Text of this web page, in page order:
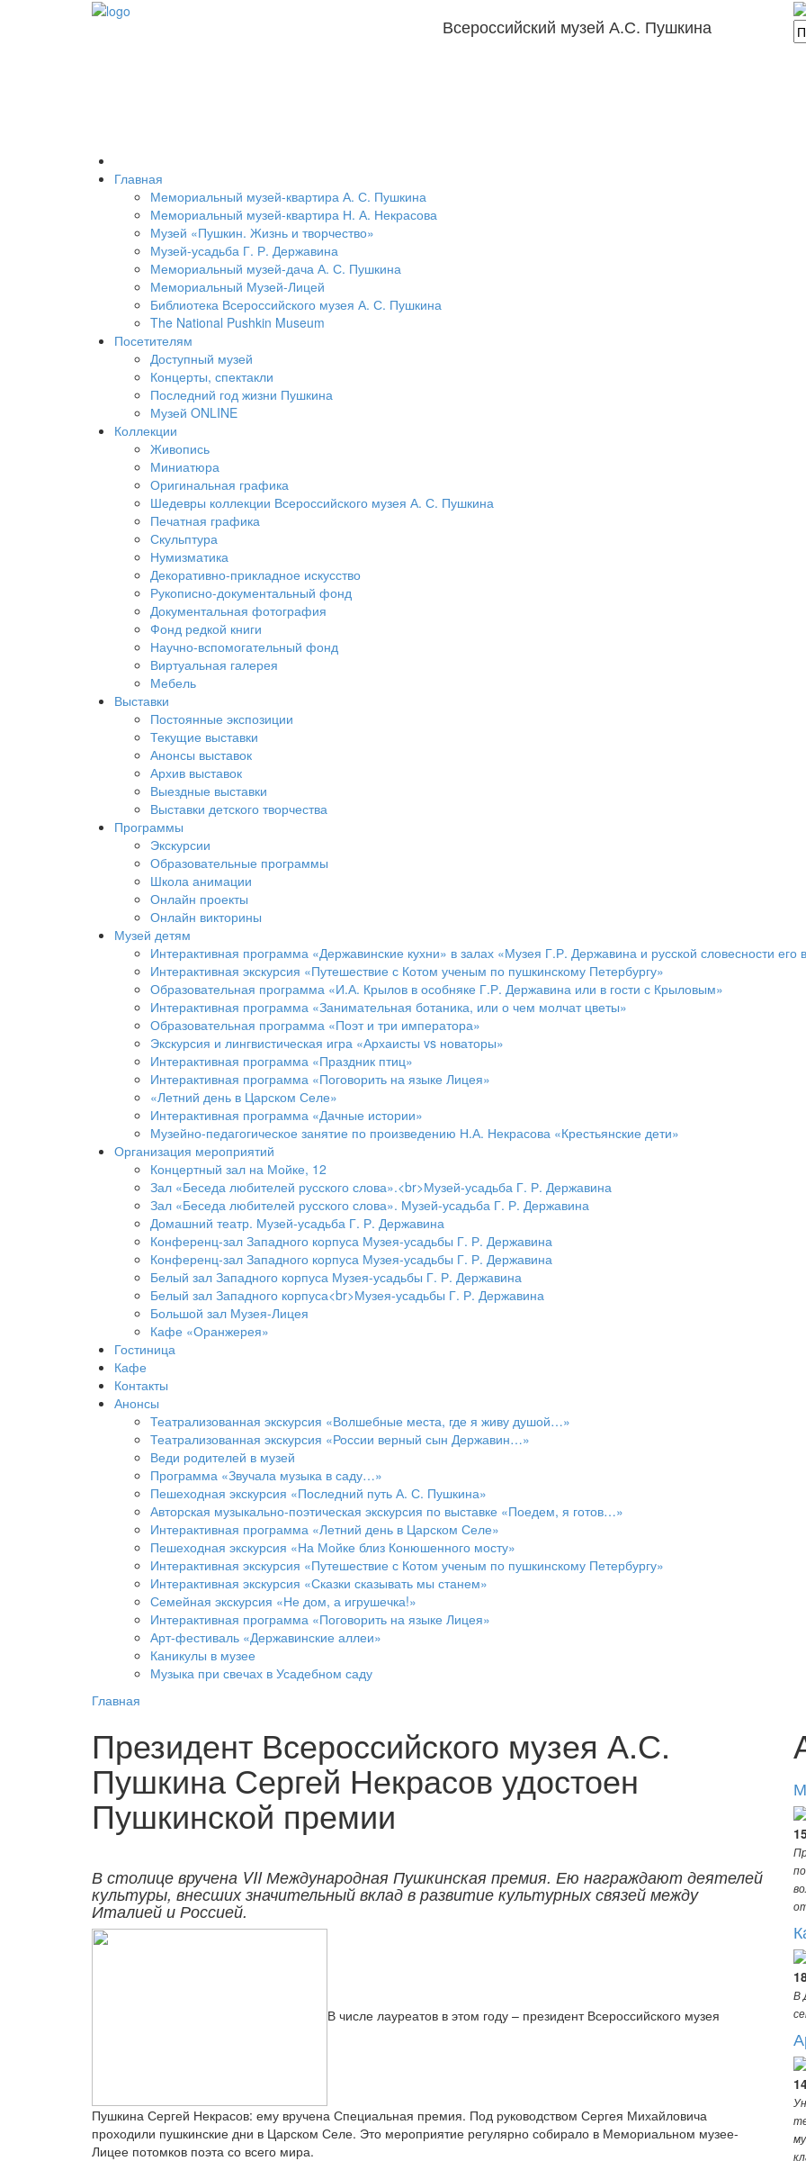
Всероссийский музей А.С. Пушкина
Главная
Мемориальный музей-квартира А. С. Пушкина
Мемориальный музей-квартира Н. А. Некрасова
Музей «Пушкин. Жизнь и творчество»
Музей-усадьба Г. Р. Державина
Мемориальный музей-дача А. С. Пушкина
Мемориальный Музей-Лицей
Библиотека Всероссийского музея А. С. Пушкина
The National Pushkin Museum
Посетителям
Доступный музей
Концерты, спектакли
Последний год жизни Пушкина
Музей ONLINE
Коллекции
Живопись
Миниатюра
Оригинальная графика
Шедевры коллекции Всероссийского музея А. С. Пушкина
Печатная графика
Скульптура
Нумизматика
Декоративно-прикладное искусство
Рукописно-документальный фонд
Документальная фотография
Фонд редкой книги
Научно-вспомогательный фонд
Виртуальная галерея
Мебель
Выставки
Постоянные экспозиции
Текущие выставки
Анонсы выставок
Архив выставок
Выездные выставки
Выставки детского творчества
Программы
Экскурсии
Образовательные программы
Школа анимации
Онлайн проекты
Онлайн викторины
Музей детям
Интерактивная программа «Державинские кухни» в залах «Музея Г.Р. Державина и русской словесности его
Интерактивная экскурсия «Путешествие с Котом ученым по пушкинскому Петербургу»
Образовательная программа «И.А. Крылов в особняке Г.Р. Державина или в гости с Крыловым»
Интерактивная программа «Занимательная ботаника, или о чем молчат цветы»
Образовательная программа «Поэт и три императора»
Экскурсия и лингвистическая игра «Архаисты vs новаторы»
Интерактивная программа «Праздник птиц»
Интерактивная программа «Поговорить на языке Лицея»
«Летний день в Царском Селе»
Интерактивная программа «Дачные истории»
Музейно-педагогическое занятие по произведению Н.А. Некрасова «Крестьянские дети»
Организация мероприятий
Концертный зал на Мойке, 12
Зал «Беседа любителей русского слова».<br>Музей-усадьба Г. Р. Державина
Зал «Беседа любителей русского слова». Музей-усадьба Г. Р. Державина
Домашний театр. Музей-усадьба Г. Р. Державина
Конференц-зал Западного корпуса Музея-усадьбы Г. Р. Державина
Конференц-зал Западного корпуса Музея-усадьбы Г. Р. Державина
Белый зал Западного корпуса Музея-усадьбы Г. Р. Державина
Белый зал Западного корпуса<br>Музея-усадьбы Г. Р. Державина
Большой зал Музея-Лицея
Кафе «Оранжерея»
Гостиница
Кафе
Контакты
Анонсы
Театрализованная экскурсия «Волшебные места, где я живу душой…»
Театрализованная экскурсия «России верный сын Державин…»
Веди родителей в музей
Программа «Звучала музыка в саду…»
Пешеходная экскурсия «Последний путь А. С. Пушкина»
Авторская музыкально-поэтическая экскурсия по выставке «Поедем, я готов…»
Интерактивная программа «Летний день в Царском Селе»
Пешеходная экскурсия «На Мойке близ Конюшенного мосту»
Интерактивная экскурсия «Путешествие с Котом ученым по пушкинскому Петербургу»
Интерактивная экскурсия «Сказки сказывать мы станем»
Семейная экскурсия «Не дом, а игрушечка!»
Интерактивная программа «Поговорить на языке Лицея»
Арт-фестиваль «Державинские аллеи»
Каникулы в музее
Музыка при свечах в Усадебном саду
Главная
Президент Всероссийского музея А.С.
Пушкина Сергей Некрасов удостоен
Пушкинской премии
В столице вручена VII Международная Пушкинская премия. Ею награждают деятелей
культуры, внесших значительный вклад в развитие культурных связей между
Италией и Россией.
В числе лауреатов в этом году – президент Всероссийского музея
Пушкина Сергей Некрасов: ему вручена Специальная премия. Под руководством Сергея Михайловича
проходили пушкинские дни в Царском Селе. Это мероприятие регулярно собирало в Мемориальном музее-
Лицее потомков поэта со всего мира.
В